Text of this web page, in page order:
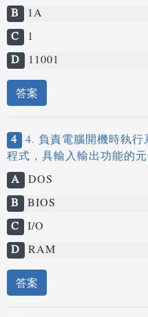
B
1A
C
1
D
11001
答案
4 4. 負責電腦開機時執
程式，具輸入輸出功能的
A DOS
B BIOS
C I/O
D RAM
答案